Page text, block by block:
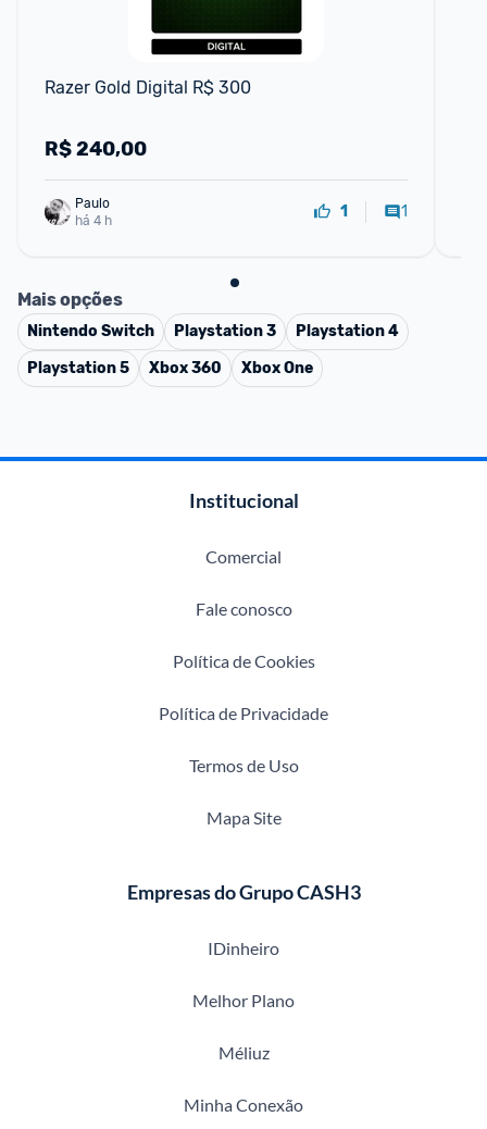
Razer Gold Digital R$ 300
R$240,00
Paulo
há 4 h
1 1
Mais opções
Nintendo Switch Playstation 3
Playstation 4
Playstation 5
Xbox 360 Xbox One
Institucional
Comercial
Fale conosco
Política de Cookies
Política de Privacidade
Termos de Uso
Mapa Site
Empresas do Grupo CASH3
IDinheiro
Melhor Plano
Méliuz
Minha Conexão